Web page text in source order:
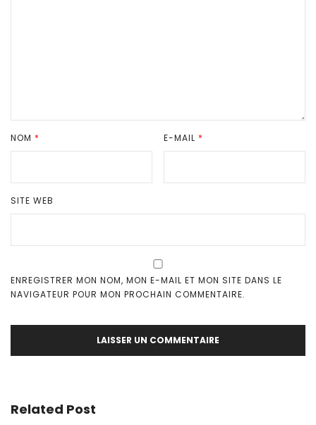
NOM * E-MAIL *
SITE WEB
ENREGISTRER MON NOM, MON E-MAIL ET MON SITE DANS LE
NAVIGATEUR POUR MON PROCHAIN COMMENTAIRE.
Related Post